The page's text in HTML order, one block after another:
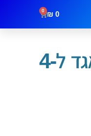
0
₪
0
קוישיקלאך (מאגד ל-4